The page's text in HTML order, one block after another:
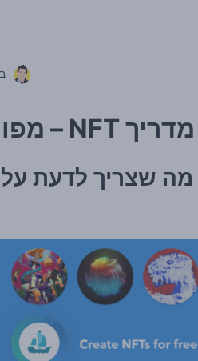
מדריך NFT – מפורט ביותר מעודכן לשנת 2023
מה שצריך לדעת על